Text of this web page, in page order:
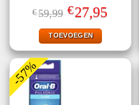
Gewaardeerd
5.00uit 5
€59,99 Oorspronkelijke
prijs
was:
€59,99.
€27,95prijs
TOEVOEGEN
-57%